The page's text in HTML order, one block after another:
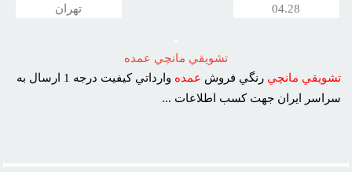
04.28 تهران
تشويقي مانچي عمده
تشويقي مانچي رنگي فروش عمده
وارداتي کيفيت درجه 1 ارسال به
سراسر ايران جهت کسب اطلاعات ...